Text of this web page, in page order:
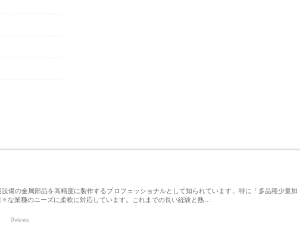
備の金属部品を高精度に製作するプロフェッショナルとして知られています。特に「多品種少量加
な業種のニーズに柔軟に対応しています。これまでの長い経験と熟…
0views